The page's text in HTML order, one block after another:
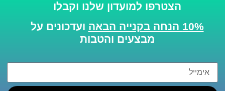
הצטרפו למועדון שלנו וקבלו
10% הנחה בקנייה הבאה
ועדכונים על
מבצעים והטבות